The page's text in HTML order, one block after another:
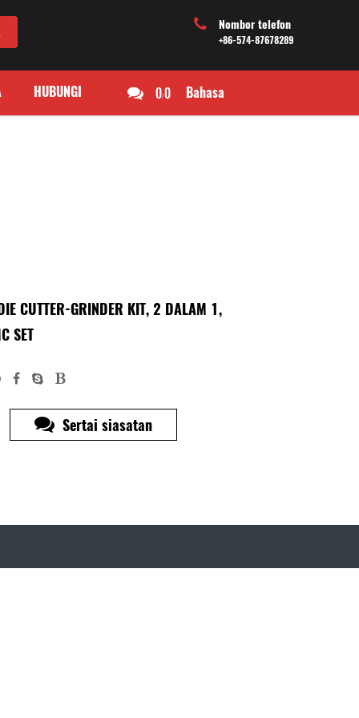
Nombor telefon
+86-574-87678289
HUBUNGI 0/0 Bahasa
CUTTER-GRINDER KIT, 2 DALAM 1,
SET
Sertai siasatan